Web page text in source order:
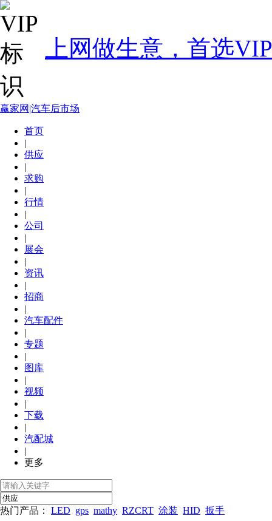
上网做生意，首选
赢家网|汽车后市场
首页
|
供应
|
求购
|
行情
|
公司
|
展会
|
资讯
|
招商
|
汽车配件
|
专题
|
图库
|
视频
|
下载
|
汽配城
|
更多
热门产品： LED gps mathy RZCRT 涂装 HID 扳手